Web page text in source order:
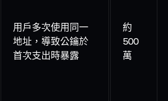
用戶多次使用同一
地址，導致公鑰於
首次支出時暴露
約
500
萬